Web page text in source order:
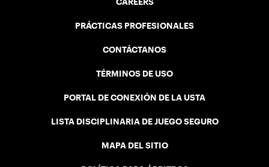
CAREERS
PRÁCTICAS PROFESIONALES
CONTÁCTANOS
TÉRMINOS DE USO
PORTAL DE CONEXIÓN DE LA USTA
LISTA DISCIPLINARIA DE JUEGO SEGURO
MAPA DEL SITIO